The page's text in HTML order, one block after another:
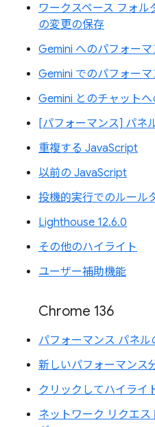
ワークスペース フォ
の変更の保存
Gemini へのパフォー
Gemini でのパフォー
Gemini とのチャット
[パフォーマンス] パネ
重複する JavaScript
以前の JavaScript
投機的実行でのルール
Lighthouse 12.6.0
その他のハイライト
ユーザー補助機能
Chrome 136
パフォーマンス パネル
新しいパフォーマンス
クリックしてハイライ
ネットワーク リクエ